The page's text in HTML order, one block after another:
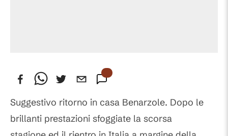
Suggestivo ritorno in casa Benarzole. Dopo le
brillanti prestazioni sfoggiate la scorsa